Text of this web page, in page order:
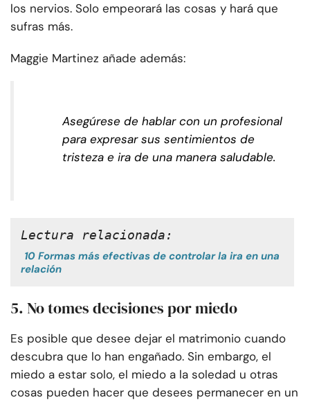
los nervios. Solo empeorará las cosas y hará que
sufras más.
Maggie Martinez añade además:
Asegúrese de hablar con un profesional
para expresar sus sentimientos de
tristeza e ira de una manera saludable.
Lectura relacionada:
10 Formas más efectivas de controlar la ira en una
relación
5. No tomes decisiones por miedo
Es posible que desee dejar el matrimonio cuando
descubra que lo han engañado. Sin embargo, el
miedo a estar solo, el miedo a la soledad u otras
cosas pueden hacer que desees permanecer en un